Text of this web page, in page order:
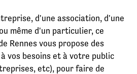
d'une association, d'une
même d'un particulier, ce
Rennes vous propose des
vos besoins et à votre public
etc), pour faire de